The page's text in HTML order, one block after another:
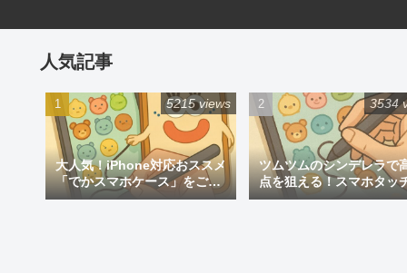
人気記事
大人気！iPhone対応おススメ
「でかスマホケース」をご紹
介
5215 views
ツムツムのシンデレラで
点を狙える！スマホタッ
ン
3534